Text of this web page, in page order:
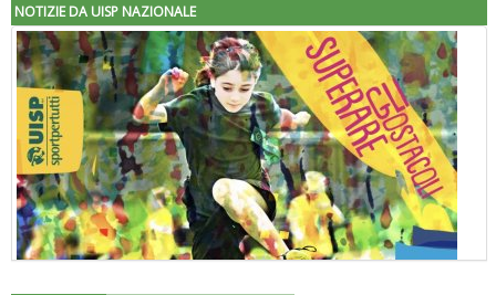
NOTIZIE DA UISP NAZIONALE